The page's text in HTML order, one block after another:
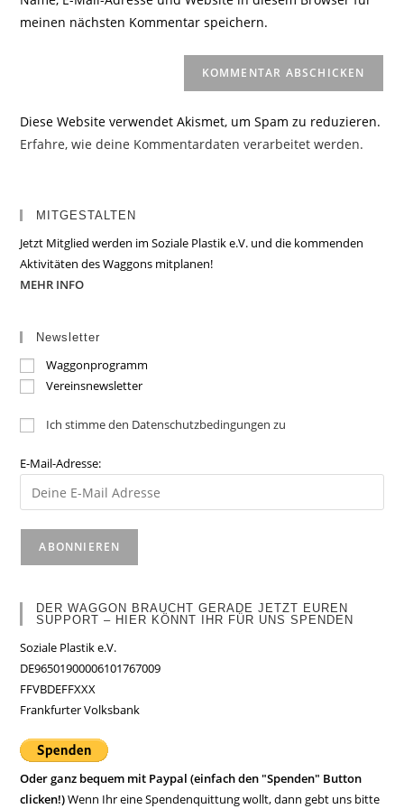
Kommentieren
ein
meinen nächsten Kommentar speichern.
Diese Website verwendet Akismet, um Spam zu reduzieren.
Erfahre, wie deine Kommentardaten verarbeitet werden.
MITGESTALTEN
Jetzt Mitglied werden im Soziale Plastik e.V. und die kommenden
Aktivitäten des Waggons mitplanen!
MEHR INFO
Newsletter
Waggonprogramm
Vereinsnewsletter
Ich stimme den Datenschutzbedingungen zu
E-Mail-Adresse:
DER WAGGON BRAUCHT GERADE JETZT EUREN
SUPPORT – HIER KÖNNT IHR FÜR UNS SPENDEN
Soziale Plastik e.V.
DE96501900006101767009
FFVBDEFFXXX
Frankfurter Volksbank
Oder ganz bequem mit Paypal (einfach den "Spenden" Button
clicken!)Wenn Ihr eine Spendenquittung wollt, dann gebt uns bitte